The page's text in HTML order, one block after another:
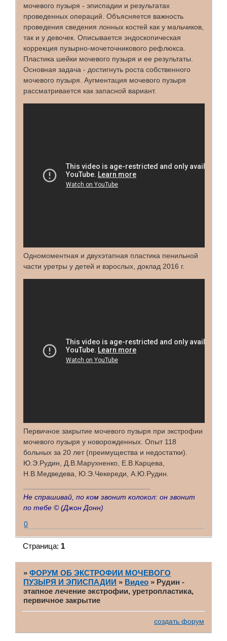
мочевого пузыря - эписпадии и результатах
проведенных операций. Объясняется важность
проведения сведения лонных костей как у мальчиков,
так и у девочек. Описывается эндоскопическая
коррекция пузырно-мочеточникового рефлюкса.
Пластика шейки мочевого пузыря и ее результаты.
Основная задача - достигнуть роста собственного
мочевого пузыря. Аугментация мочевого пузыря
рассматривается как запасной вариант.
Одномоментная и двухэтапная пластика пенильной
части уретры у детей и взрослых, доклад 2016 г.
Первичное закрытие мочевого пузыря при экстрофии
мочевого пузыря у новорожденных. Опыт 118
больных за 20 лет (преимущества и недостатки).
Ю.Э.Рудин, Д.В.Марухненко, Е.В.Карцева,
Н.В.Медведева, Ю.Э.Чекереди, А.Ю.Рудин.
Не спрашивай, по ком звонит колокол: он звонит
по тебе © (Джон Донн)
0
Страница: 1
»ФОРУМ ОБ ЭКСТРОФИИ МОЧЕВОГО
ПУЗЫРЯ И ЭПИСПАДИИ » Видео » Рудин -
этапное лечение экстрофии, уретропластика,
первичное закрытие
создать форум